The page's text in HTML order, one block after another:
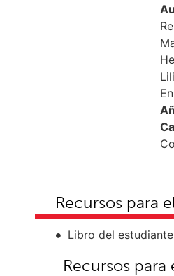
Recursos para
Recursos
Libro del